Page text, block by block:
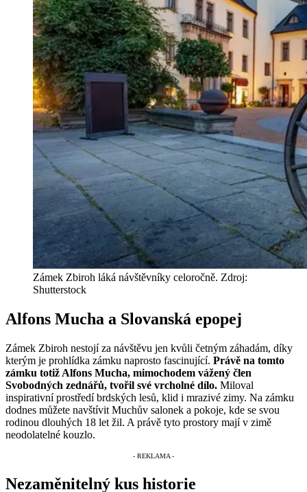
Zámek Zbiroh láká návštěvníky celoročně. Zdroj:
Shutterstock
Alfons Mucha a Slovanská epopej
Zámek Zbiroh nestojí za návštěvu jen kvůli četným záhadám, díky
kterým je prohlídka zámku naprosto fascinující. Právě na tomto
zámku totiž Alfons Mucha, mimochodem vážený člen
Svobodných zednářů, tvořil své vrcholné dílo. Miloval
inspirativní prostředí brdských lesů, klid i mrazivé zimy. Na zámku
dodnes můžete navštívit Muchův salonek a pokoje, kde se svou
rodinou dlouhých 18 let žil. A právě tyto prostory mají v zimě
neodolatelné kouzlo.
Nezaměnitelný kus historie